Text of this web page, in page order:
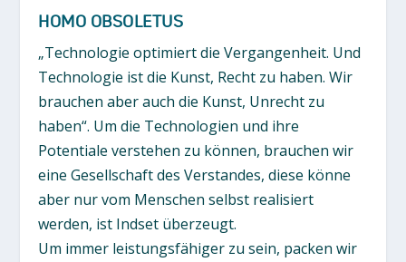
HOMO OBSOLETUS
„Technologie optimiert die Vergangenheit. Und
Technologie ist die Kunst, Recht zu haben. Wir
brauchen aber auch die Kunst, Unrecht zu
haben“. Um die Technologien und ihre
Potentiale verstehen zu können, brauchen wir
eine Gesellschaft des Verstandes, diese könne
aber nur vom Menschen selbst realisiert
werden, ist Indset überzeugt.
Um immer leistungsfähiger zu sein, packen wir